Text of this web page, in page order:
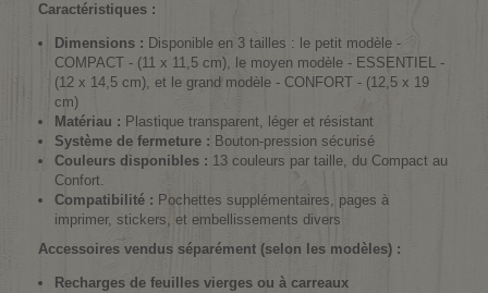
Caractéristiques :
Dimensions : Disponible en 3 tailles : le petit modèle -
COMPACT - (11 x 11,5 cm), le moyen modèle - ESSENTIEL -
(12 x 14,5 cm), et le grand modèle - CONFORT - (12,5 x 19
cm)
Matériau : Plastique transparent, léger et résistant
Système de fermeture : Bouton-pression sécurisé
Couleurs disponibles : 13 couleurs par taille, du Compact au
Confort.
Compatibilité : Pochettes supplémentaires, pages à
imprimer, stickers, et embellissements divers
Accessoires vendus séparément (selon les modèles) :
Recharges de feuilles vierges ou à carreaux